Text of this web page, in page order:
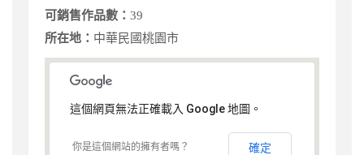
可銷售作品數： 39
所在地： 中華民國桃園市
這個網頁無法正確載入 Google 地圖。
你是這個網站的擁有者嗎？ 確定